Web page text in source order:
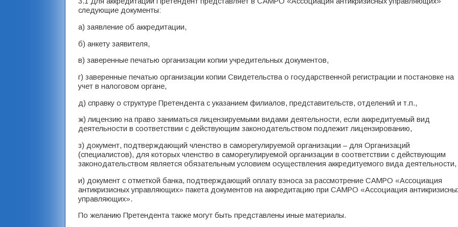
следующие документы:
а) заявление об аккредитации,
б) анкету заявителя,
в) заверенные печатью организации копии учредительных документов,
г) заверенные печатью организации копии Свидетельства о государственной регистрации и постановке на
учет в налоговом органе,
д) справку о структуре Претендента с указанием филиалов, представительств, отделений и т.п.,
ж) лицензию на право заниматься лицензируемыми видами деятельности, если аккредитуемый вид
деятельности в соответствии с действующим законодательством подлежит лицензированию,
з) документ, подтверждающий членство в саморегулируемой организации – для Организаций
(специалистов), для которых членство в саморегулируемой организации в соответствии с действующим
законодательством является обязательным условием осуществления аккредитуемого вида деятельности,
и) документ с отметкой банка, подтверждающий оплату взноса за рассмотрение САМРО «Ассоциация
антикризисных управляющих» пакета документов на аккредитацию при САМРО «Ассоциация
управляющих».
По желанию Претендента также могут быть представлены иные материалы.